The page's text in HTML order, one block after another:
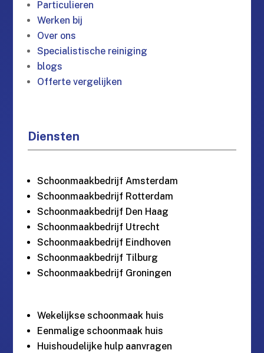
Particulieren
Werken bij
Over ons
Specialistische reiniging
blogs
Offerte vergelijken
Diensten
Schoonmaakbedrijf Amsterdam
Schoonmaakbedrijf Rotterdam
Schoonmaakbedrijf Den Haag
Schoonmaakbedrijf Utrecht
Schoonmaakbedrijf Eindhoven
Schoonmaakbedrijf Tilburg
Schoonmaakbedrijf Groningen
Wekelijkse schoonmaak huis
Eenmalige schoonmaak huis
Huishoudelijke hulp aanvragen